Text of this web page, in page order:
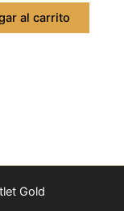
al carrito
Gold